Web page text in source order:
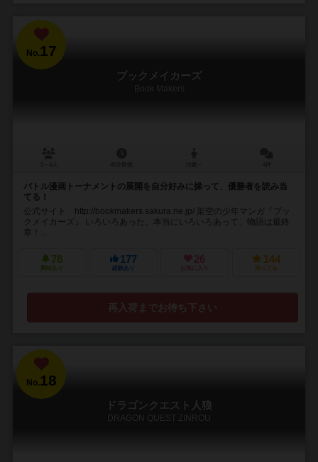
No.17
ブックメイカーズ
Book Makers
バトル漫画トーナメントの展開を自分好みに操って、優勝者を読み当
てる！
公式サイト http://bookmakers.sakura.ne.jp/ 架空の少年マンガ『ブッ
クメイカーズ』 いろいろあった。本当にいろいろあって、物語は最終
章！...
78
興味あり
177
経験あり
26
お気に入り
144
持ってる
再入荷までお待ち下さい
No.18
ドラゴンクエスト人狼
DRAGON QUEST ZINROU